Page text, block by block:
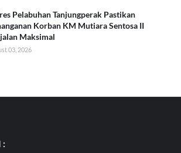
Pelabuhan Tanjungperak Pastikan
Korban KM Mutiara Sentosa II
Maksimal
03, 2026
: